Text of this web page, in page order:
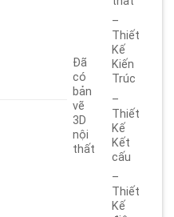
Đã
có
bản
vẽ
3D
nội
thất
–
Thiết
Kế
Kiến
Trúc
–
Thiết
Kế
Kết
cấu
–
Thiết
Kế